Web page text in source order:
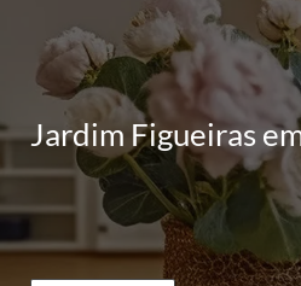
Jardim Figueiras